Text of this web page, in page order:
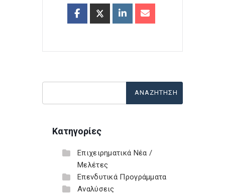
Κατηγορίες
Επιχειρηματικά Νέα /
Μελέτες
Επενδυτικά Προγράμματα
Αναλύσεις